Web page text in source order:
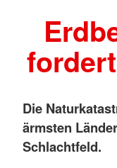
Die
ärmsten
Schlachtfeld.